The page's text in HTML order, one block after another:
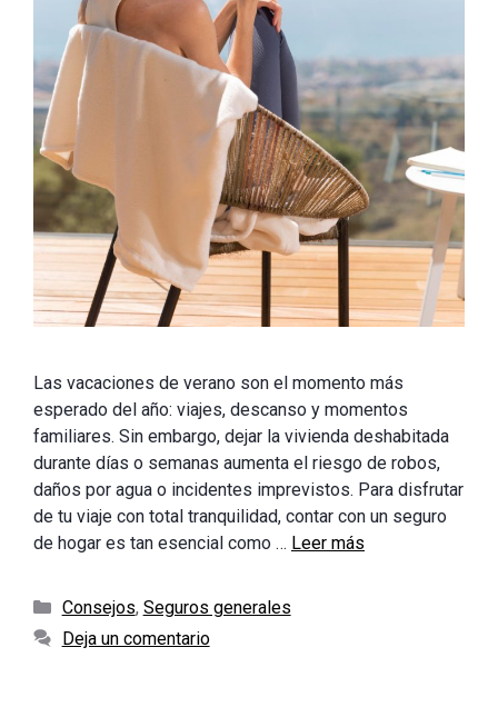
Las vacaciones de verano son el momento más
esperado del año: viajes, descanso y momentos
familiares. Sin embargo, dejar la vivienda deshabitada
durante días o semanas aumenta el riesgo de robos,
daños por agua o incidentes imprevistos. Para disfrutar
de tu viaje con total tranquilidad, contar con un seguro
de hogar es tan esencial como … Leer más
Categorías
Consejos, Seguros generales
Deja un comentario